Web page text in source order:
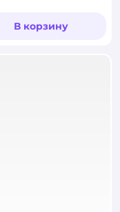
В корзину